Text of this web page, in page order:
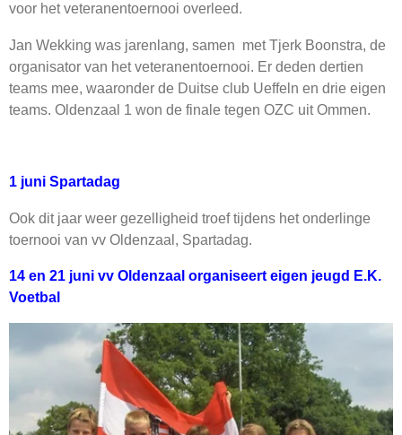
voor het veteranentoernooi overleed.
Jan Wekking was jarenlang, samen met Tjerk Boonstra, de
organisator van het veteranentoernooi. Er deden dertien
teams mee, waaronder de Duitse club Ueffeln en drie eigen
teams. Oldenzaal 1 won de finale tegen OZC uit Ommen.
1 juni Spartadag
Ook dit jaar weer gezelligheid troef tijdens het onderlinge
toernooi van vv Oldenzaal, Spartadag.
14 en 21 juni vv Oldenzaal organiseert eigen jeugd E.K.
Voetbal